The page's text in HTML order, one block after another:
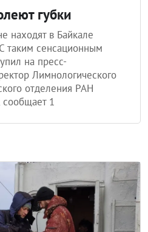
губки
находят в Байкале
таким сенсационным
на пресс-
Лимнологического
отделения РАН
1